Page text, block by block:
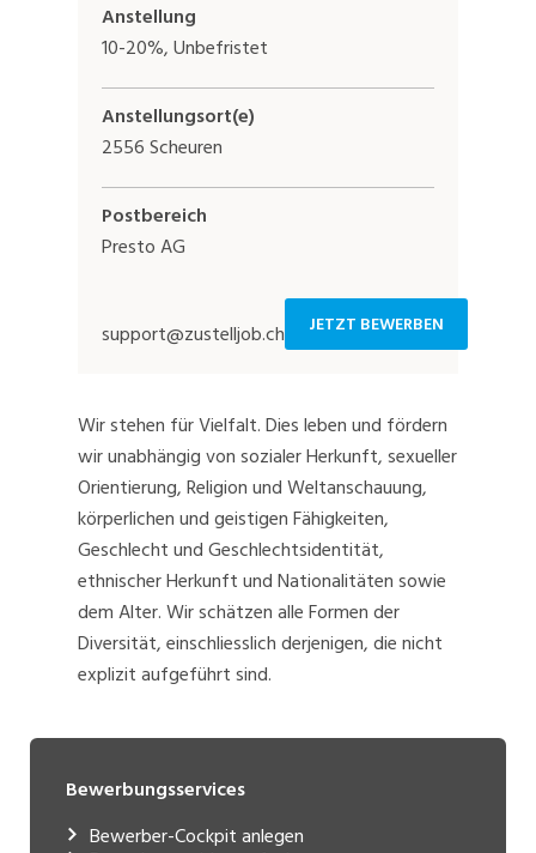
Anstellung
10-20%, Unbefristet
Anstellungsort(e)
2556 Scheuren
Postbereich
Presto AG
support@zustelljob.ch JETZT BEWERBEN
Wir stehen für Vielfalt. Dies leben und fördern
wir unabhängig von sozialer Herkunft, sexueller
Orientierung, Religion und Weltanschauung,
körperlichen und geistigen Fähigkeiten,
Geschlecht und Geschlechtsidentität,
ethnischer Herkunft und Nationalitäten sowie
dem Alter. Wir schätzen alle Formen der
Diversität, einschliesslich derjenigen, die nicht
explizit aufgeführt sind.
Bewerbungsservices
Bewerber-Cockpit anlegen